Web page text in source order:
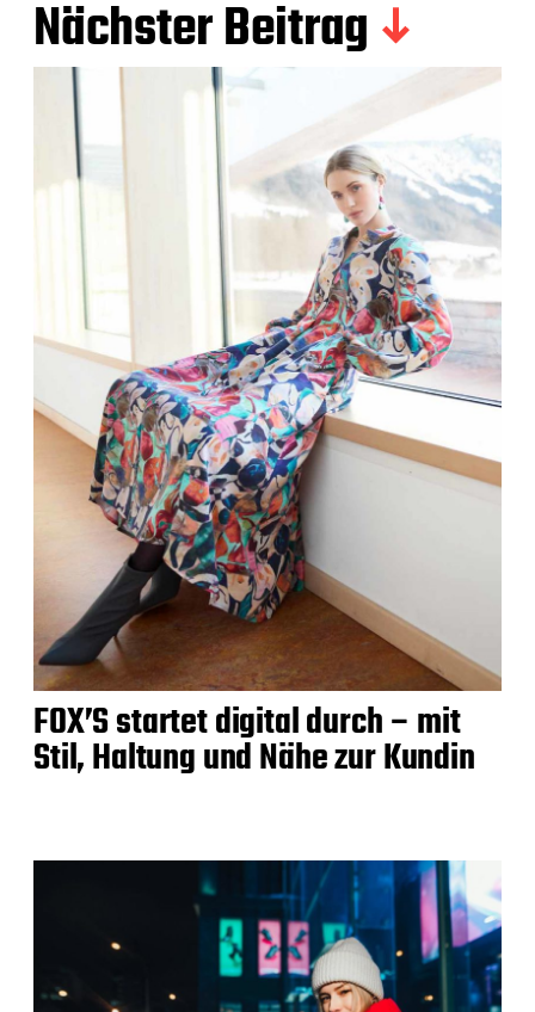
Nächster Beitrag
FOX’S startet digital durch – mit
Stil, Haltung und Nähe zur Kundin